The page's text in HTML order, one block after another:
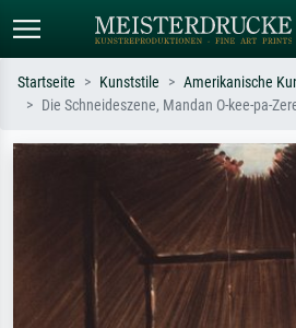
Suchen Sie nach Künstlern, Werktiteln
Hokusai, Akt.
Startseite Kunststile Amerikanische
Die Schneideszene, Mandan O-kee-pa-